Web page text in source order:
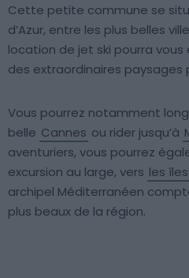
Cette petite commune se
d’Azur, entre les plus belles
location de jet ski pourra
des extraordinaires paysages
Vous pourrez notamment
belle Cannes ou rider jusqu’à
aventuriers, vous pourrez
excursion au large, vers les
archipel Méditerranéen
plus beaux de la région.